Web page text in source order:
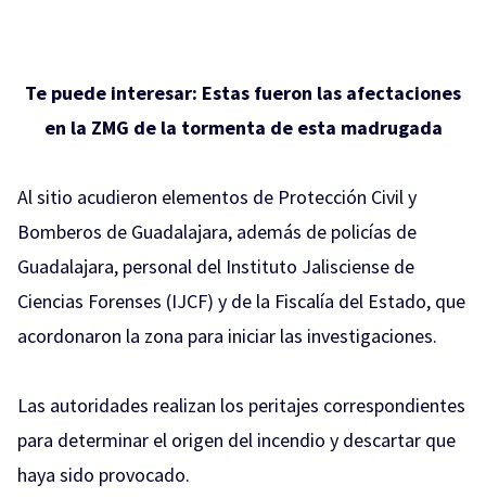
Te puede interesar: Estas fueron las afectaciones
en la ZMG de la tormenta de esta madrugada
Al sitio acudieron elementos de Protección Civil y
Bomberos de Guadalajara, además de policías de
Guadalajara, personal del Instituto Jalisciense de
Ciencias Forenses (IJCF) y de la Fiscalía del Estado, que
acordonaron la zona para iniciar las investigaciones.
Las autoridades realizan los peritajes correspondientes
para determinar el origen del incendio y descartar que
haya sido provocado.